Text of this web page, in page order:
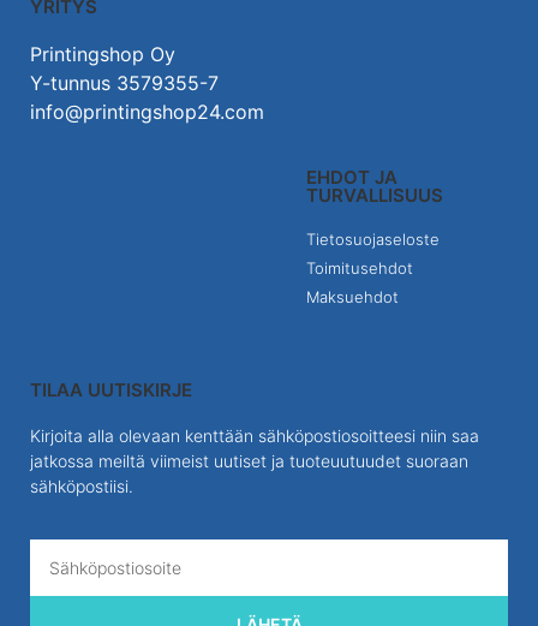
YRITYS
Printingshop Oy
Y-tunnus 3579355-7
info@printingshop24.com
EHDOT JA
TURVALLISUUS
Tietosuojaseloste
Toimitusehdot
Maksuehdot
TILAA UUTISKIRJE
Kirjoita alla olevaan kenttään sähköpostiosoitteesi niin saa
jatkossa meiltä viimeist uutiset ja tuoteuutuudet suoraan
sähköpostiisi.